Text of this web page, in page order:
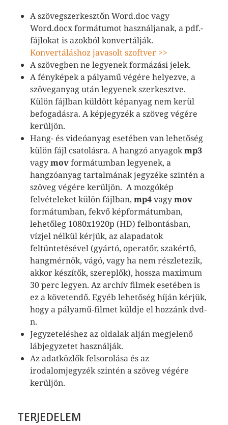
A szövegszerkesztőn Word.doc vagy
Word.docx formátumot használjanak, a pdf.-
fájlokat is azokból konvertálják.
Konvertáláshoz javasolt szoftver >>
A szövegben ne legyenek formázási jelek.
A fényképek a pályamű végére helyezve, a
szöveganyag után legyenek szerkesztve.
Külön fájlban küldött képanyag nem kerül
befogadásra. A képjegyzék a szöveg végére
kerüljön.
Hang- és videóanyag esetében van lehetőség
külön fájl csatolásra. A hangzó anyagokmp3
vagymovformátumban legyenek, a
hangzóanyag tartalmának jegyzéke szintén a
szöveg végére kerüljön. A mozgókép
felvételeket külön fájlban,mp4vagymov
formátumban, fekvő képformátumban,
lehetőleg 1080x1920p (HD) felbontásban,
vízjel nélkül kérjük, az alapadatok
feltüntetésével (gyártó, operatőr, szakértő,
hangmérnök, vágó, vagy ha nem részletezik,
akkor készítők, szereplők), hossza maximum
30 perc legyen. Az archív filmek esetében is
ez a követendő. Egyéb lehetőség híján kérjük,
hogy a pályamű-filmet küldje el hozzánk dvd-
n.
Jegyzeteléshez az oldalak alján megjelenő
lábjegyzetet használják.
Az adatközlők felsorolása és az
irodalomjegyzék szintén a szöveg végére
kerüljön.
TERJEDELEM